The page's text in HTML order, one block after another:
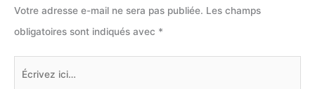
Votre adresse e-mail ne sera pas publiée. Les champs
obligatoires sont indiqués avec *
Écrivez